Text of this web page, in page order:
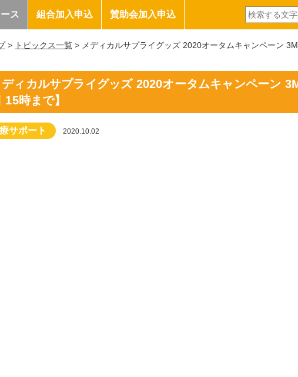
ス 組合加入申込 賛助会加入申込
> トピックス一覧 > メディカルサプライグッズ 2020オータムキャンペーン
ディカルサプライグッズ 2020オータムキャンペーン
15時まで】
サポート 2020.10.02